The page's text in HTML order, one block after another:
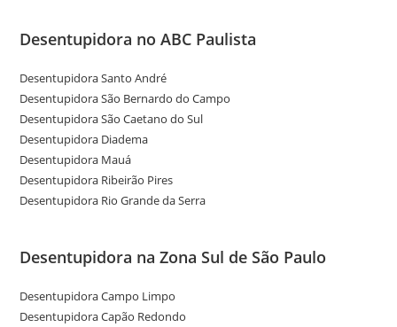
Desentupidora no ABC Paulista
Desentupidora Santo André
Desentupidora São Bernardo do Campo
Desentupidora São Caetano do Sul
Desentupidora Diadema
Desentupidora Mauá
Desentupidora Ribeirão Pires
Desentupidora Rio Grande da Serra
Desentupidora na Zona Sul de São Paulo
Desentupidora Campo Limpo
Desentupidora Capão Redondo